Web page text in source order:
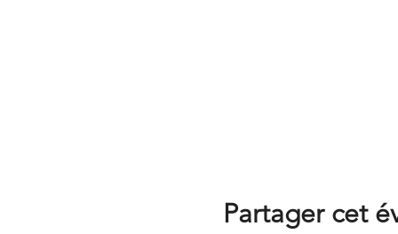
Partager cet